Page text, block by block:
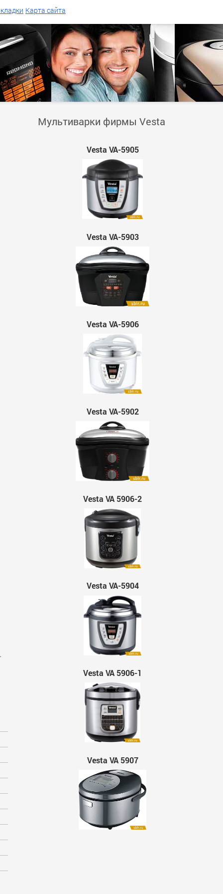
Мультиварки фирмы Vesta
Vesta VA-5905
Vesta VA-5903
Vesta VA-5906
Vesta VA-5902
Vesta VA 5906-2
Vesta VA-5904
Vesta VA 5906-1
Vesta VA 5907
Карта сайта